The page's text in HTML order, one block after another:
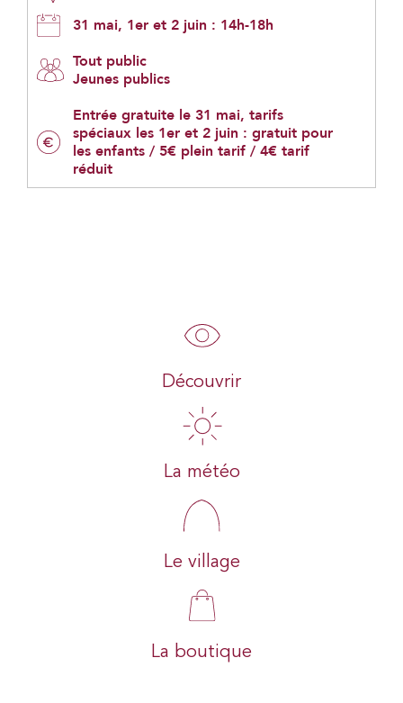
31 mai, 1er et 2 juin : 14h-18h
Tout public
Jeunes publics
Entrée gratuite le 31 mai, tarifs
spéciaux les 1er et 2 juin : gratuit pour
les enfants / 5€ plein tarif / 4€ tarif
réduit
Découvrir
La météo
Le village
La boutique